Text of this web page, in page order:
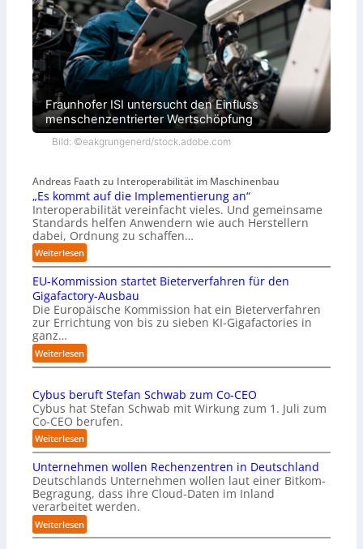
Fraunhofer ISI untersucht den Einfluss
menschenzentrierter Wertschöpfung
Bild: ©eakgrungenerd/stock.adobe.com
Andreas Faath zu Interoperabilität im Maschinenbau
„Es kommt auf die Implementierung an“
Interoperabilität vereinfacht vieles. Und gemeinsame
Standards helfen Anwendern wie auch Herstellern
dabei, Ordnung zu schaffen…
Weiterlesen:
„
E
s
k
o
m
t
u
f
d
i
e
m
p
l
e
m
e
EU-Kommission startet Bieterverfahren für den
Gigafactory-Ausbau
Die Europäische Kommission hat ein Bieterverfahren
zur Errichtung von bis zu sieben KI-Gigafactories in
ganz…
Weiterlesen:
E
-
K
o
m
i
s
s
i
o
n
Cybus beruft Stefan Schwab zum Co-CEO
Cybus hat Stefan Schwab mit Wirkung zum 1. Juli zum
Co-CEO berufen.
Weiterlesen:
C
y
b
u
s
b
e
Unternehmen wollen Rechenzentren in Deutschland
Deutschlands Unternehmen wollen laut einer Bitkom-
Begragung, dass ihre Cloud-Daten im Inland
verarbeitet werden.
Weiterlesen:
U